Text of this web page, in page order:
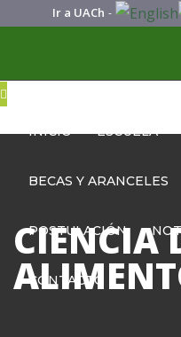
Ir a UACh -
INICIO ESCUELA
BECAS Y ARANCELES
POSTULACIÓN
CONTACTO
CIENCIA